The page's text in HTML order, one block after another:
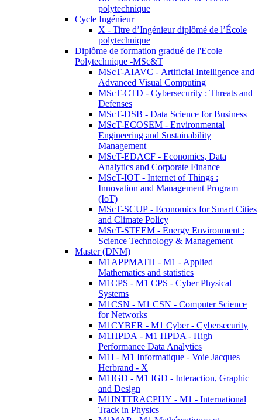
polytechnique
Cycle Ingénieur
X - Titre d’Ingénieur diplômé de l’École
polytechnique
Diplôme de formation gradué de l'Ecole
Polytechnique -MSc&T
MScT-AIAVC - Artificial Intelligence and
Advanced Visual Computing
MScT-CTD - Cybersecurity : Threats and
Defenses
MScT-DSB - Data Science for Business
MScT-ECOSEM - Environmental
Engineering and Sustainability
Management
MScT-EDACF - Economics, Data
Analytics and Corporate Finance
MScT-IOT - Internet of Things :
Innovation and Management Program
(IoT)
MScT-SCUP - Economics for Smart Cities
and Climate Policy
MScT-STEEM - Energy Environment :
Science Technology & Management
Master (DNM)
M1APPMATH - M1 - Applied
Mathematics and statistics
M1CPS - M1 CPS - Cyber Physical
Systems
M1CSN - M1 CSN - Computer Science
for Networks
M1CYBER - M1 Cyber - Cybersecurity
M1HPDA - M1 HPDA - High
Performance Data Analytics
M1I - M1 Informatique - Voie Jacques
Herbrand - X
M1IGD - M1 IGD - Interaction, Graphic
and Design
M1INTTRACPHY - M1 - International
Track in Physics